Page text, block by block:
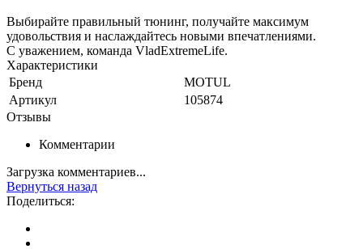
Выбирайте правильный тюнинг, получайте максимум
удовольствия и наслаждайтесь новыми впечатлениями.
С уважением, команда VladExtremeLife.
Характеристики
Бренд
MOTUL
Артикул
105874
Отзывы
Комментарии
Загрузка комментариев...
Вернуться назад
Поделиться: